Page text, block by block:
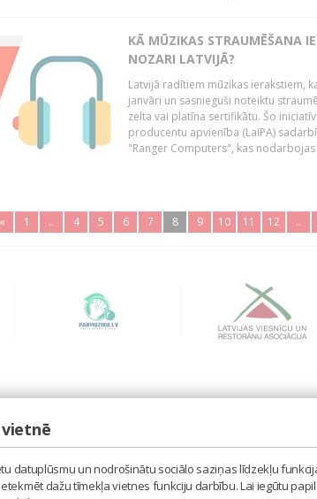
KĀ MŪZIKAS STRAUMĒŠANA
NOZARI LATVIJĀ?
Latvijā radītiem mūzikas ierakstiem,
janvāri un sasnieguši noteiktu
zelta vai platīna sertifikātu. Šo
producentu apvienība (LaIPA)
"Ranger Computers", kas
« 1 .. 4 5 6 7 8 9 10 11 12 ..
TEL. 67605023, MOB.
datuplūsmu un nodrošinātu sociālo saziņas līdzekļu
dažu tīmekļa vietnes funkciju darbību. Lai iegūtu